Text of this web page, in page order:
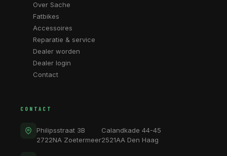
Over Sache
Fatbikes
Accessoires
Reparatie & service
Dealer worden
Dealer login
Contact
CONTACT
Philipsstraat 3B
2722NA Zoetermeer
Calandkade 44-45
2521AA Den Haag